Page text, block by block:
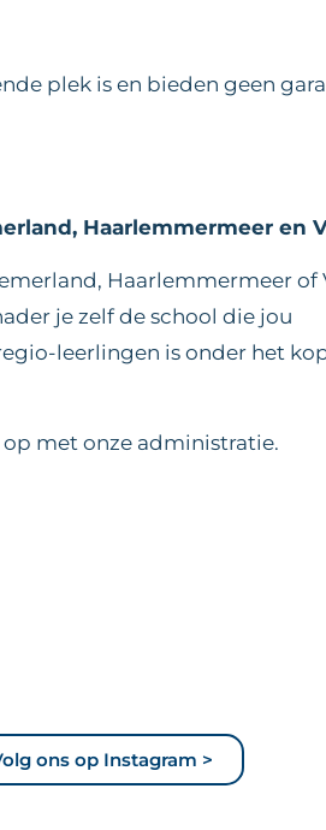
plek is en bieden geen
Haarlemmermeer en
Haarlemmermeer of
je zelf de school die jou
leerlingen is onder het
met onze administratie.
ons op Instagram >